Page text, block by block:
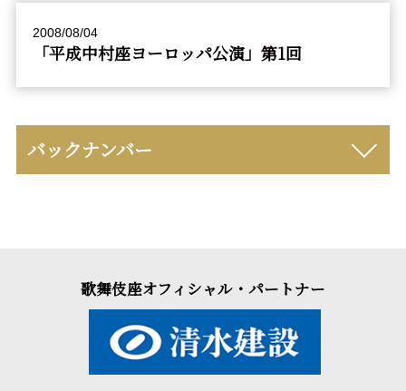
2008/08/04
「平成中村座ヨーロッパ公演」第1回
バックナンバー
歌舞伎座オフィシャル・パートナー